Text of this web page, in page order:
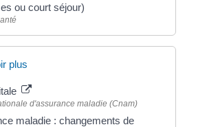
ou court séjour)
plus
d'assurance maladie (Cnam)
maladie : changements de